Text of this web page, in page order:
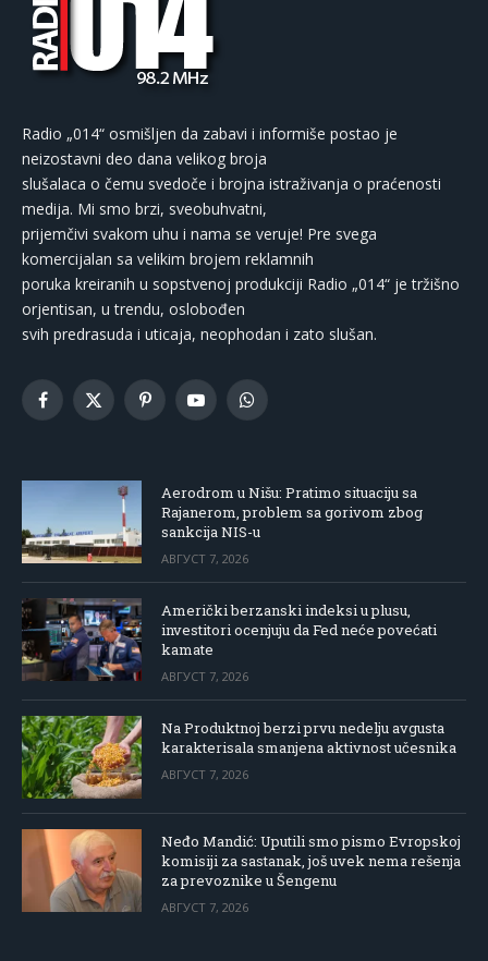
Radio „014“ osmišljen da zabavi i informiše postao je
neizostavni deo dana velikog broja
slušalaca o čemu svedoče i brojna istraživanja o praćenosti
medija. Mi smo brzi, sveobuhvatni,
prijemčivi svakom uhu i nama se veruje! Pre svega
komercijalan sa velikim brojem reklamnih
poruka kreiranih u sopstvenoj produkciji Radio „014“ je tržišno
orjentisan, u trendu, oslobođen
svih predrasuda i uticaja, neophodan i zato slušan.
Facebook
X
PinterestYouTubeWhatsApp
Aerodrom u Nišu: Pratimo situaciju sa
Rajanerom, problem sa gorivom zbog
sankcija NIS-u
АВГУСТ 7, 2026
Američki berzanski indeksi u plusu,
investitori ocenjuju da Fed neće povećati
kamate
АВГУСТ 7, 2026
Na Produktnoj berzi prvu nedelju avgusta
karakterisala smanjena aktivnost učesnika
АВГУСТ 7, 2026
Neđo Mandić: Uputili smo pismo Evropskoj
komisiji za sastanak, još uvek nema rešenja
za prevoznike u Šengenu
АВГУСТ 7, 2026